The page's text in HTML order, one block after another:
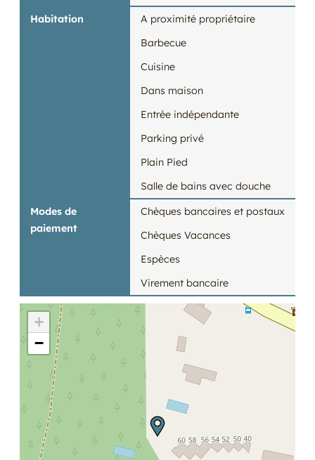
Habitation
A proximité propriétaire
Barbecue
Cuisine
Dans maison
Entrée indépendante
Parking privé
Plain Pied
Salle de bains avec douche
Modes de
paiement
Chèques bancaires et postaux
Chèques Vacances
Espèces
Virement bancaire
+
−